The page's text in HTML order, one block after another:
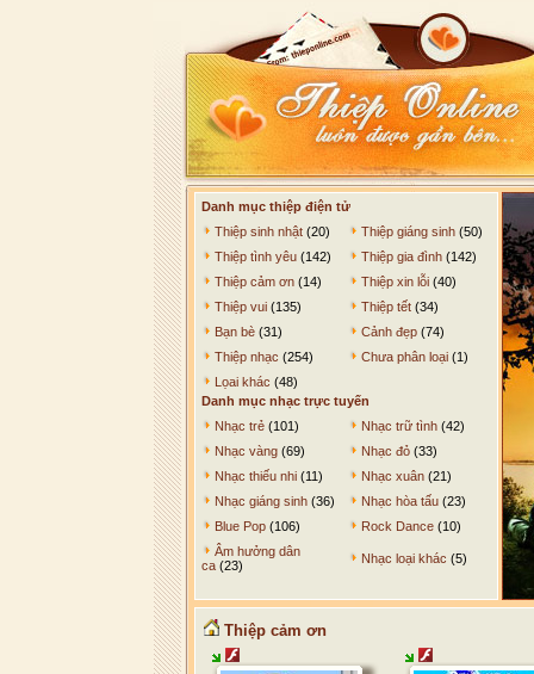
Danh mục thiệp điện tử
Thiệp sinh nhật (20) Thiệp giáng sinh (50)
Thiệp tình yêu (142) Thiệp gia đình (142)
Thiệp cảm ơn (14) Thiệp xin lỗi (40)
Thiệp vui (135) Thiệp tết (34)
Bạn bè (31) Cảnh đẹp (74)
Thiệp nhạc (254) Chưa phân loại (1)
Lọai khác (48)
Danh mục nhạc trực tuyến
Nhạc trẻ (101) Nhạc trữ tình (42)
Nhạc vàng (69) Nhạc đỏ (33)
Nhạc thiếu nhi (11) Nhạc xuân (21)
Nhạc giáng sinh (36) Nhạc hòa tấu (23)
Blue Pop (106) Rock Dance (10)
Âm hưởng dân
ca (23) Nhạc loại khác (5)
Thiệp cảm ơn